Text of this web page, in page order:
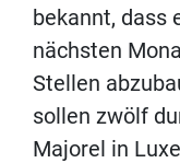
bekannt, dass
nächsten
Stellen
sollen zwölf
Majorel in